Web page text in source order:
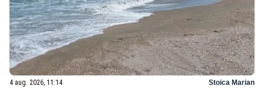
4 aug. 2026, 11:14 Stoica Marian